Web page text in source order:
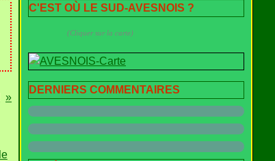
C'EST OÙ LE SUD-AVESNOIS ?
(Cliquer sur la carte)
DERNIERS COMMENTAIRES